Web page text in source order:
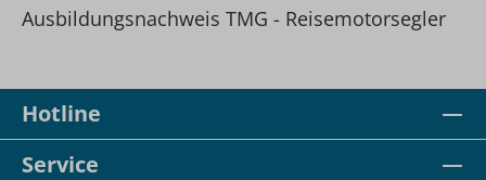
Ausbildungsnachweis TMG - Reisemotorsegler
Hotline
Service